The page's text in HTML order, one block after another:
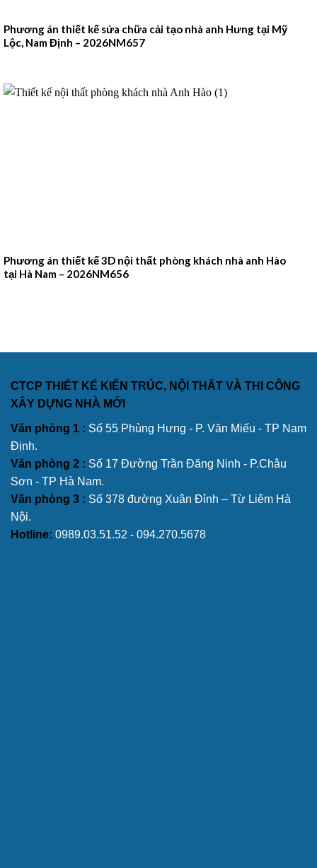
Phương án thiết kế sửa chữa cải tạo nhà anh Hưng tại Mỹ
Lộc, Nam Định – 2026NM657
Phương án thiết kế 3D nội thất phòng khách nhà anh Hào
tại Hà Nam – 2026NM656
CTCP THIẾT KẾ KIẾN TRÚC, NỘI THẤT VÀ THI CÔNG
XÂY DỰNG NHÀ MỚI
Văn phòng 1 : Số 55 Phùng Hưng - P. Văn Miếu - TP Nam
Định.
Văn phòng 2 : Số 17 Đường Trần Đăng Ninh - P.Châu
Sơn - TP Hà Nam.
Văn phòng 3 : Số 378 đường Xuân Đỉnh – Từ Liêm Hà
Nội.
Hotline: 0989.03.51.52 - 094.270.5678